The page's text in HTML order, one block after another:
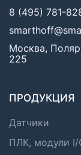
8 (495) 781-
Москва,
225
ПРОДУКЦИЯ
Датчики
ПЛК, модули I/